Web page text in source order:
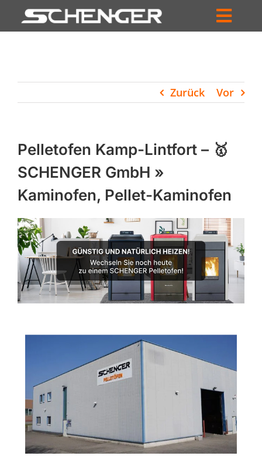
Inhalt
HÄNDLERSUCHE
UNTERNEHMEN
PROFIL
WARENKORB
PRODUCTS
SEARCH
Zurück Vor
Pelletofen Kamp-Lintfort – 🥇
SCHENGER GmbH »
Kaminofen, Pellet-Kaminofen